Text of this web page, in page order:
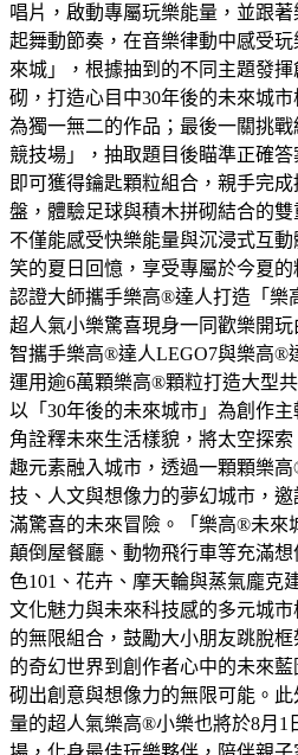
唱片，啟動專屬玩樂能量，並跟
起舞動節奏，在音樂律動中感受
來城」，根據抽到的不同主題發
砌，打造心目中30年後的未來城
為獨一無二的作品；最後一關挑
競技場」，抽取題目後瞄準正確
即可獲得鑰匙顆粒組合，親手完
盤，體驗足球與積木拼砌結合的雙
不僅能感受快樂能量與沉浸式互
笑的夏日回憶，享受專屬於今夏
認證大師攜手樂高®達人打造「樂
超人氣小樂驚喜現身一同歡樂開
智攜手樂高®達人LEGO7與樂高®
運用逾6萬顆樂高®顆粒打造大型
以「30年後的未來城市」為創作
角詮釋未來生活樣貌，將太空探
趣元素融入城市，透過一顆顆樂
技、人文與想像力的夢幻城市，
滿驚喜的未來冒險。「樂高®未來
顛倒屋餐廳、動物飛行車等充滿
色101、花卉、摩天輪與蒸氣龐克
文化魅力與未來科技感的多元城
的無限組合，鼓勵大小朋友跳脫
的奇幻世界到創作者心中的未來
砌出創意與想像力的無限可能。
量的超人氣樂高®小樂也將於8月1